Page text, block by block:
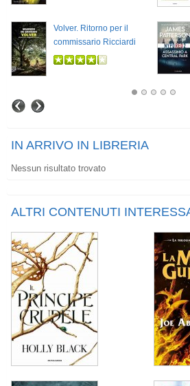
Volver. Ritorno per il
commissario Ricciardi
IN ARRIVO IN LIBRERIA
Nessun risultato trovato
ALTRI CONTENUTI